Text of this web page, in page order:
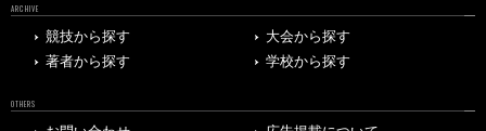
ARCHIVE
競技から探す
大会から探す
著者から探す
学校から探す
OTHERS